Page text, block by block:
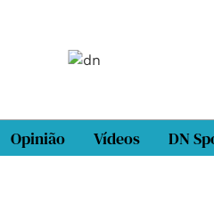
Opinião Vídeos DN